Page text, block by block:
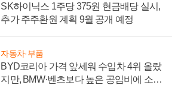
SK하이닉스 1주당 375원 현금배당 실시,
추가 주주환원 계획 9월 공개 예정
자동차·부품
BYD코리아 가격 앞세워 수입차 4위 올랐
지만, BMW·벤츠보다 높은 공임비에 소비